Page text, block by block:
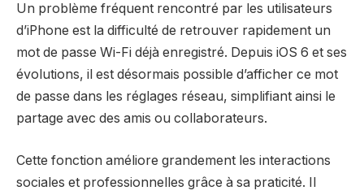
Un problème fréquent rencontré par les utilisateurs
d’iPhone est la difficulté de retrouver rapidement un
mot de passe Wi-Fi déjà enregistré. Depuis iOS 6 et ses
évolutions, il est désormais possible d’afficher ce mot
de passe dans les réglages réseau, simplifiant ainsi le
partage avec des amis ou collaborateurs.
Cette fonction améliore grandement les interactions
sociales et professionnelles grâce à sa praticité. Il